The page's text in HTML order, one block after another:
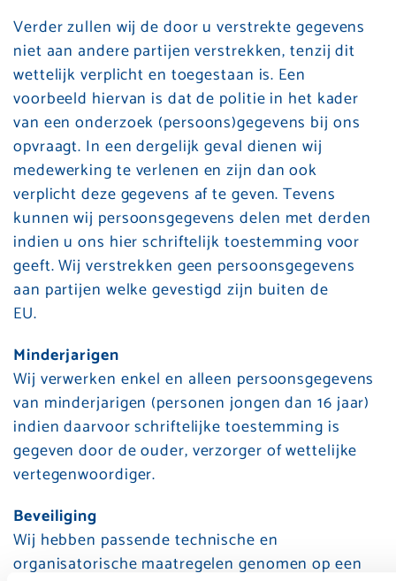
Verder zullen wij de door u verstrekte gegevens
niet aan andere partijen verstrekken, tenzij dit
wettelijk verplicht en toegestaan is. Een
voorbeeld hiervan is dat de politie in het kader
van een onderzoek (persoons)gegevens bij ons
opvraagt. In een dergelijk geval dienen wij
medewerking te verlenen en zijn dan ook
verplicht deze gegevens af te geven. Tevens
kunnen wij persoonsgegevens delen met derden
indien u ons hier schriftelijk toestemming voor
geeft. Wij verstrekken geen persoonsgegevens
aan partijen welke gevestigd zijn buiten de
EU.
Minderjarigen
Wij verwerken enkel en alleen persoonsgegevens
van minderjarigen (personen jongen dan 16 jaar)
indien daarvoor schriftelijke toestemming is
gegeven door de ouder, verzorger of wettelijke
vertegenwoordiger.
Beveiliging
Wij hebben passende technische en
organisatorische maatregelen genomen op een